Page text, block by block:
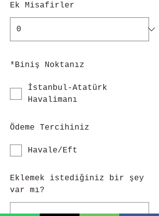
Ek Misafirler
*Biniş Noktanız
İstanbul-Atatürk
Havalimanı
Ödeme Tercihiniz
Havale/Eft
Eklemek istediğiniz bir şey
var mı?